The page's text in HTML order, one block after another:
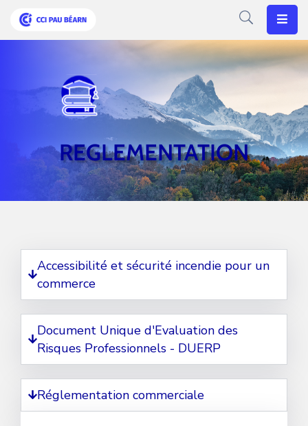
Articles REGLEMENTATION
Accessibilité et sécurité incendie pour un
commerce
Document Unique d'Evaluation des
Risques Professionnels - DUERP
Réglementation commerciale